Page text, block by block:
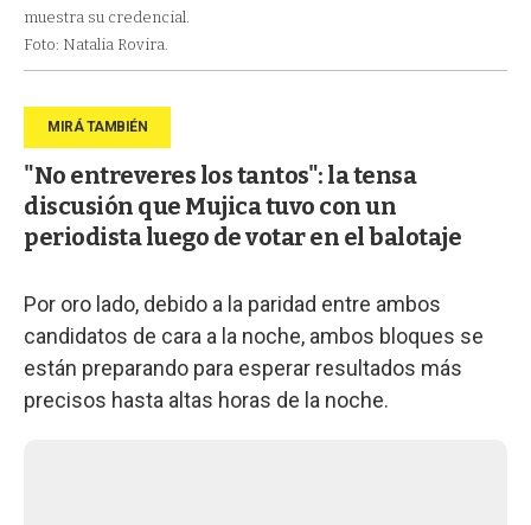
muestra su credencial.
Foto: Natalia Rovira.
"No entreveres los tantos": la tensa
discusión que Mujica tuvo con un
periodista luego de votar en el balotaje
Por oro lado, debido a la paridad entre ambos
candidatos de cara a la noche, ambos bloques se
están preparando para esperar resultados más
precisos hasta altas horas de la noche.